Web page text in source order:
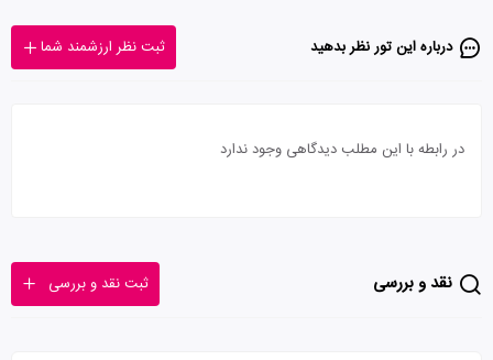
درباره این تور‌ نظر بدهید ثبت نظر ارزشمند شما
در رابطه با این مطلب دیدگاهی وجود ندارد
نقد و بررسی ثبت نقد و بررسی